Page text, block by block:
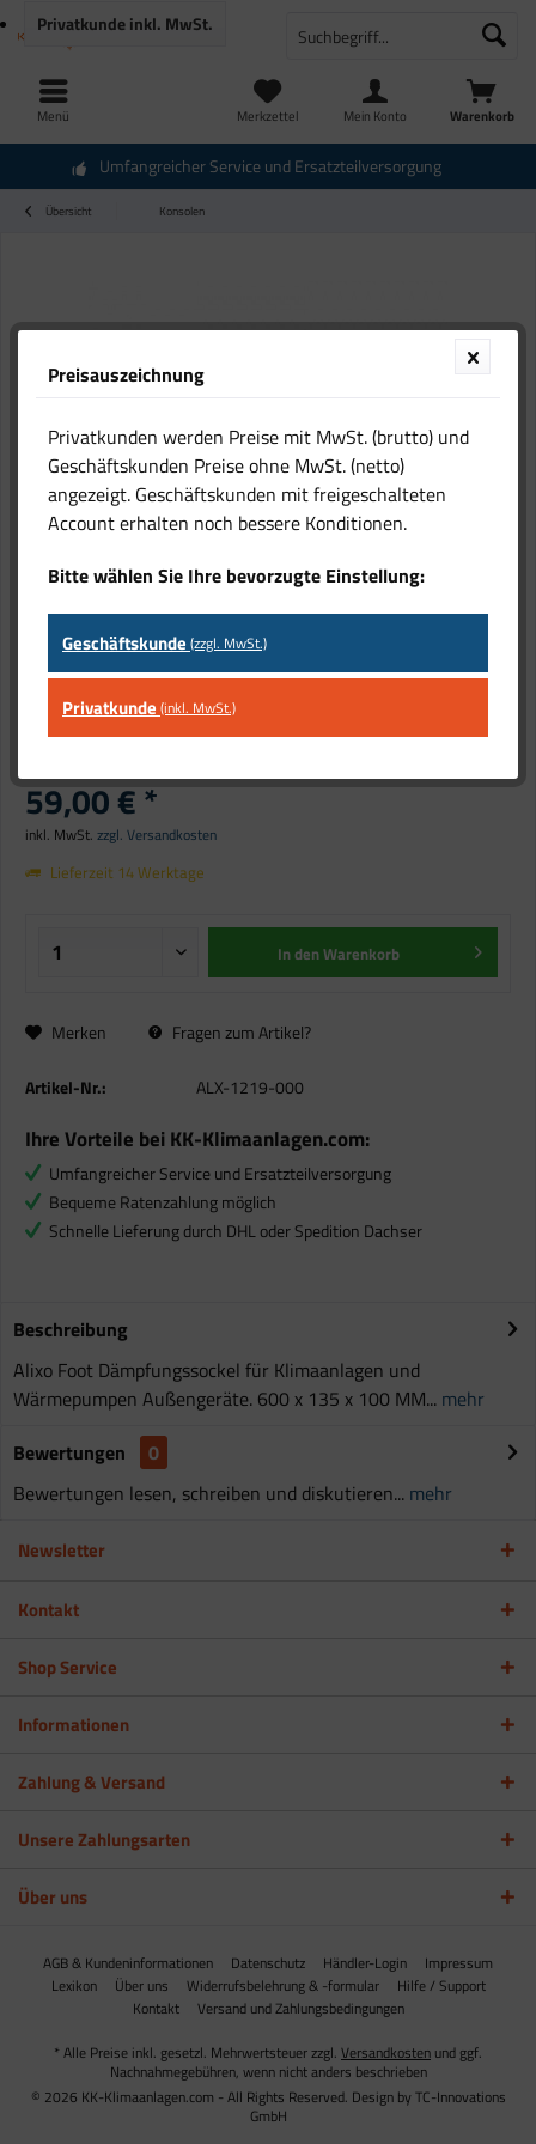
Umfangreicher Service und Ersatzteilversorgung
Warenkorb
Merkzettel Mein Konto
Privatkundeinkl. MwSt.
Menü
Übersicht Konsolen
Alixo Dämpfungssockel,
Standkonsole 600 MM
59,00 € *
inkl. MwSt. zzgl. Versandkosten
Lieferzeit 14 Werktage
In denWarenkorb
Merken Fragen zum Artikel?
Artikel-Nr.: ALX-1219-000
Ihre Vorteile bei KK-Klimaanlagen.com:
Umfangreicher Service und Ersatzteilversorgung
Bequeme Ratenzahlung möglich
Schnelle Lieferung durch DHL oder Spedition Dachser
Beschreibung
Alixo Foot Dämpfungssockel für Klimaanlagen und
Wärmepumpen Außengeräte. 600 x 135 x 100 MM... mehr
Bewertungen
0
Bewertungen lesen, schreiben und diskutieren... mehr
Newsletter
Kontakt
Shop Service
Informationen
Zahlung & Versand
Unsere Zahlungsarten
Über uns
AGB & Kundeninformationen Datenschutz Händler-Login
Impressum
Lexikon
Über uns Widerrufsbelehrung & -formular
Hilfe / Support
Kontakt
Versand und Zahlungsbedingungen
* Alle Preise inkl. gesetzl. Mehrwertsteuer zzgl. Versandkosten und ggf.
Nachnahmegebühren, wenn nicht anders beschrieben
© 2026 KK-Klimaanlagen.com - All Rights Reserved. Design byTC-Innovations
GmbH
Preisauszeichnung
Privatkunden werden Preise mit MwSt. (brutto) und
Geschäftskunden Preise ohne MwSt. (netto)
angezeigt. Geschäftskunden mit freigeschalteten
Account erhalten noch bessere Konditionen.
Bitte wählen Sie Ihre bevorzugte Einstellung:
Geschäftskunde (zzgl. MwSt.)
Privatkunde (inkl. MwSt.)